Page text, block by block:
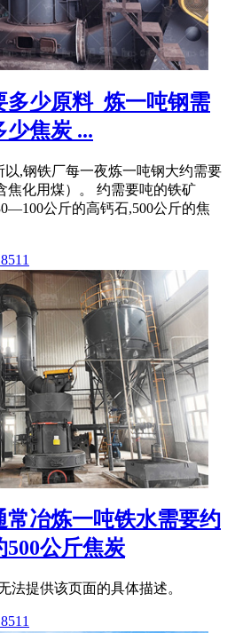
多少原料_炼一吨钢需
少焦炭 ...
以,钢铁厂每一夜炼一吨钢大约需要
焦化用煤）。 约需要吨的铁矿
公斤的高钙石,500公斤的焦
常冶炼一吨铁水需要约
公斤焦炭
法提供该页面的具体描述。